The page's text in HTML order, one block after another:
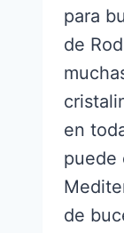
para
de
en
puede
de